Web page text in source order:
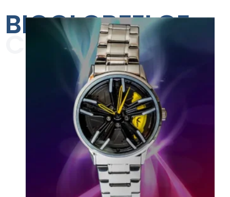
BICOLORFELGE
COLLECTION